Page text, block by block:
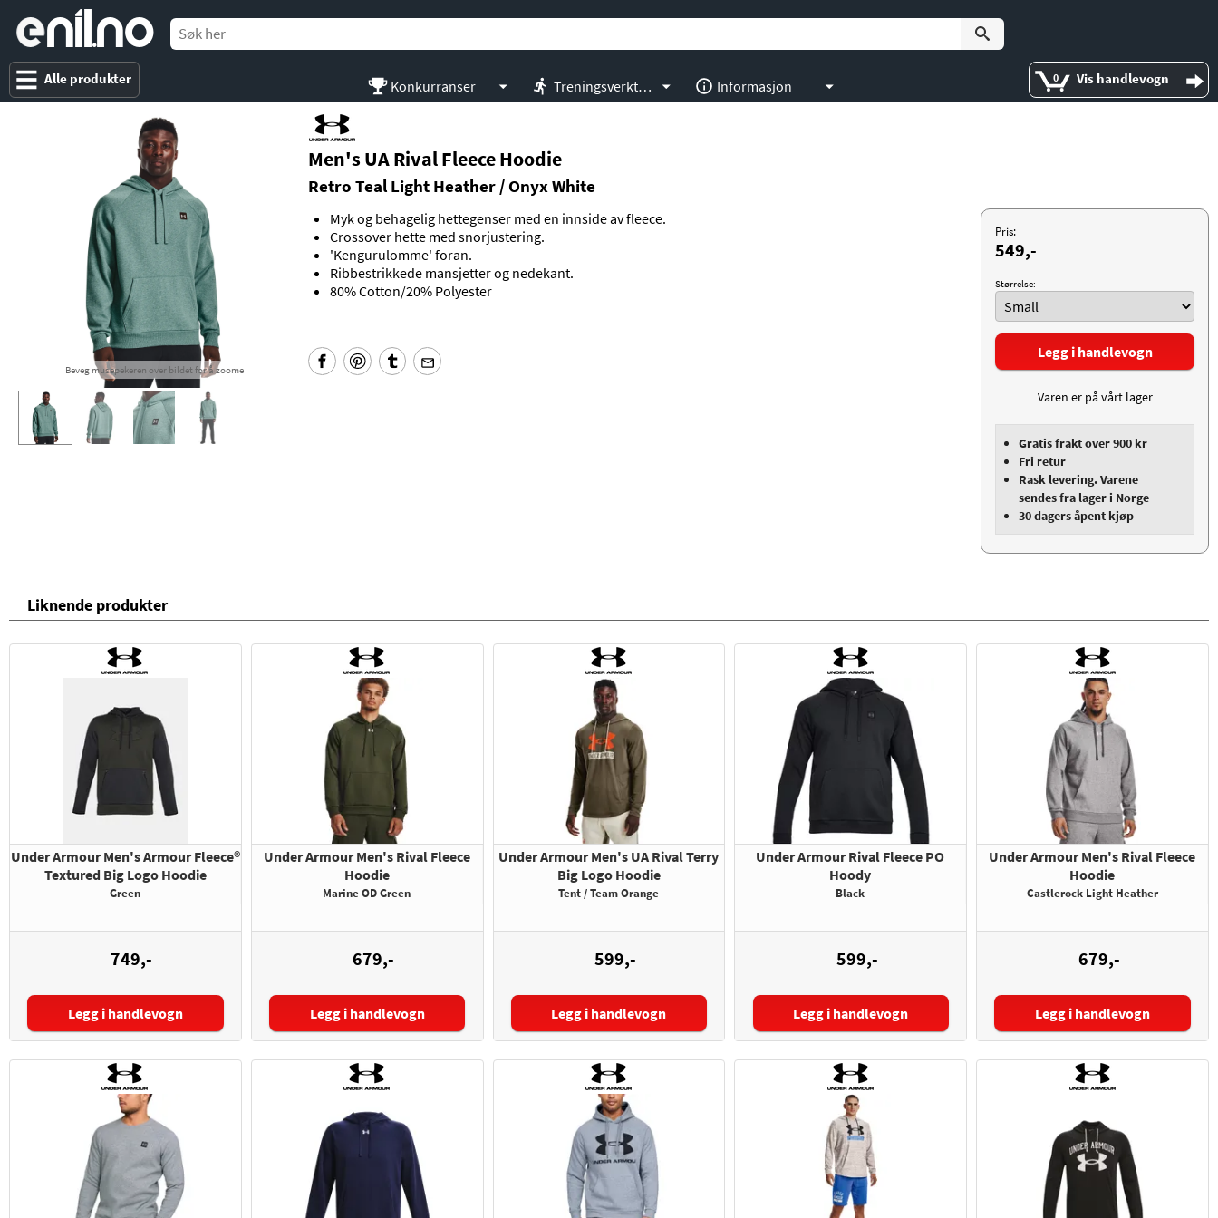
enil no
Alle produkter 0 Vis handlevogn
Konkurranser Treningsverktøy Informasjon
Men's UA Rival Fleece Hoodie
Retro Teal Light Heather / Onyx White
Beveg musepekeren over bildet for å zoome
Pris:
549,-
Størrelse:
Legg i handlevogn
Varen er på vårt lager
Gratis frakt over 900 kr
Fri retur
Rask levering. Varene
sendes fra lager i Norge
30 dagers åpent kjøp
Myk og behagelig hettegenser med en innside av fleece.
Crossover hette med snorjustering.
'Kengurulomme' foran.
Ribbestrikkede mansjetter og nedekant.
80% Cotton/20% Polyester
Liknende produkter
Under Armour Men's Armour Fleece®
Textured Big Logo Hoodie
Green
749,-
Størrelse:
Legg i handlevogn
Under Armour Men's Rival Fleece
Hoodie
Marine OD Green
679,-
Størrelse:
Legg i handlevogn
Under Armour Men's UA Rival Terry
Big Logo Hoodie
Tent / Team Orange
599,-
Størrelse:
Legg i handlevogn
Under Armour Rival Fleece PO
Hoody
Black
599,-
Størrelse:
Legg i handlevogn
Under Armour Men's Rival Fleece
Hoodie
Castlerock Light Heather
679,-
Størrelse:
Legg i handlevogn